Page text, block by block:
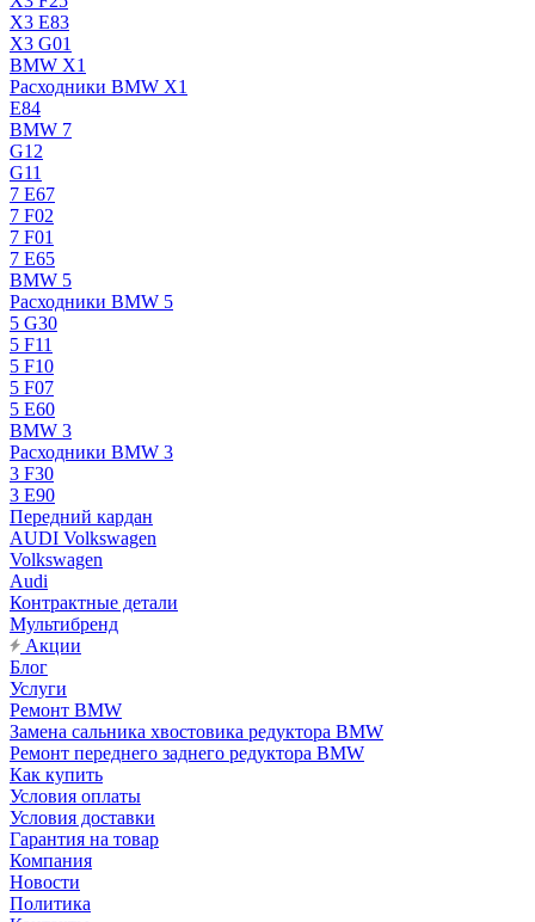
X3 E83
X3 G01
BMW X1
Расходники BMW X1
E84
BMW 7
G12
G11
7 Е67
7 F02
7 F01
7 E65
BMW 5
Расходники BMW 5
5 G30
5 F11
5 F10
5 F07
5 E60
BMW 3
Расходники BMW 3
3 F30
3 E90
Передний кардан
AUDI Volkswagen
Volkswagen
Audi
Контрактные детали
Мультибренд
Акции
Блог
Услуги
Ремонт BMW
Замена сальника хвостовика редуктора BMW
Ремонт переднего заднего редуктора BMW
Как купить
Условия оплаты
Условия доставки
Гарантия на товар
Компания
Новости
Политика